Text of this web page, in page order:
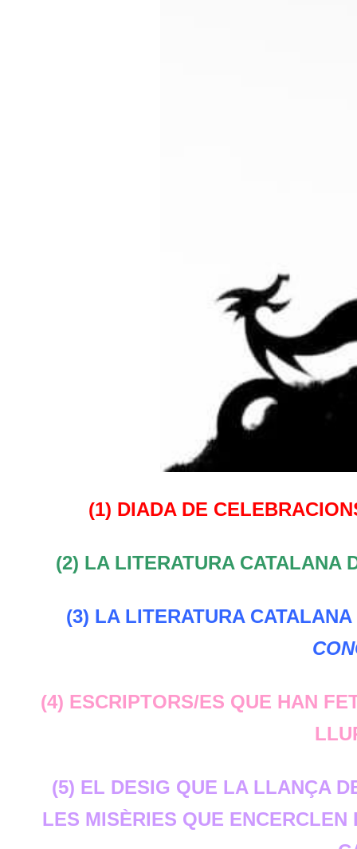
(1) DIADA DE
(2) LA LITERATURA CATALANA
(3) LA LITERATURA CATALANA
(4) ESCRIPTORS/ES QUE HAN
(5) EL DESIG QUE LA LLANÇA
LES MISÈRIES QUE